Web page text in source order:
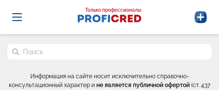
Probrokery - Только профессионалы
Только профессионалы
Поиск по сайту
Информация на сайте носит исключительно справочно-
консультационный характер и не является публичной офертой (ст. 437